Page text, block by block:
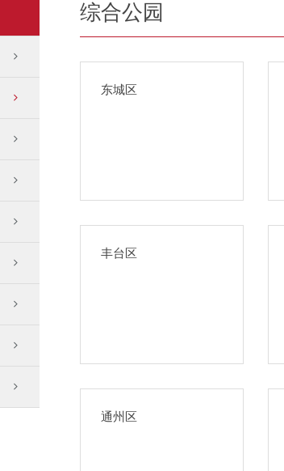
综合公园
东城区
丰台区
通州区